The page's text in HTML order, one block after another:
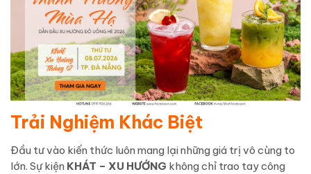
Trải Nghiệm Khác Biệt
Đầu tư vào kiến thức luôn mang lại những giá trị vô cùng to
lớn. Sự kiện KHÁT – XU HƯỚNG không chỉ trao tay công